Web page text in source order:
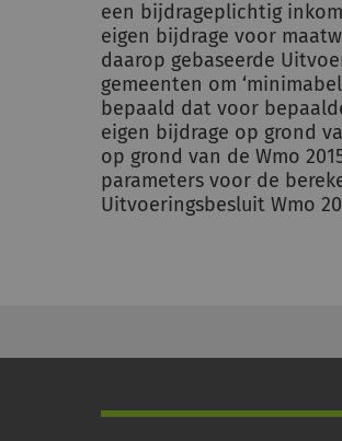
een bijdrageplichtig
eigen bijdrage voor
daarop gebaseerde
gemeenten om
bepaald dat voor
eigen bijdrage op grond
op grond van de Wmo
parameters voor de
Uitvoeringsbesluit Wmo